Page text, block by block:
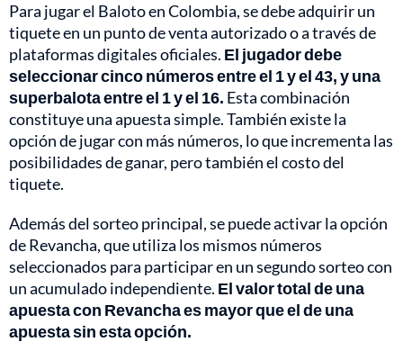
Para jugar el Baloto en Colombia, se debe adquirir un
tiquete en un punto de venta autorizado o a través de
plataformas digitales oficiales. El jugador debe
seleccionar cinco números entre el 1 y el 43, y una
superbalota entre el 1 y el 16. Esta combinación
constituye una apuesta simple. También existe la
opción de jugar con más números, lo que incrementa las
posibilidades de ganar, pero también el costo del
tiquete.
Además del sorteo principal, se puede activar la opción
de Revancha, que utiliza los mismos números
seleccionados para participar en un segundo sorteo con
un acumulado independiente. El valor total de una
apuesta con Revancha es mayor que el de una
apuesta sin esta opción.